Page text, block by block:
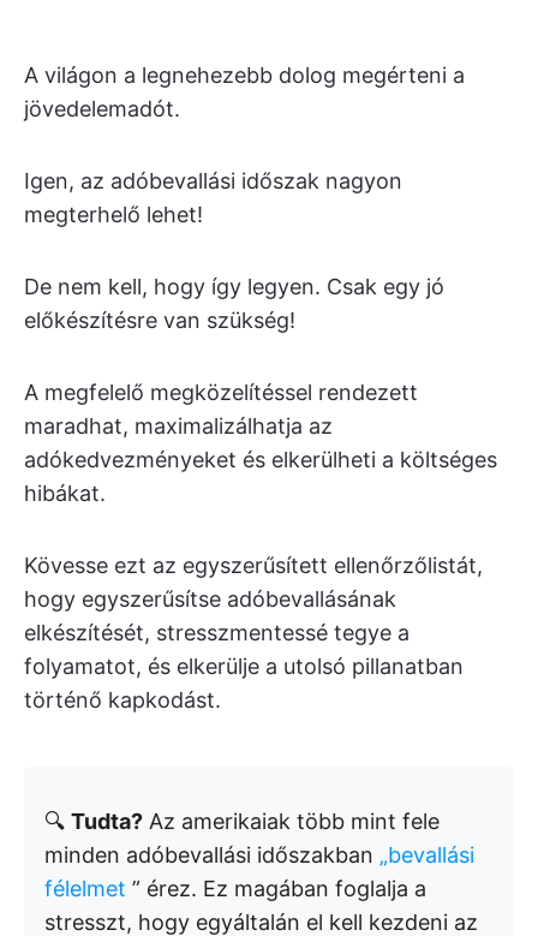
A világon a legnehezebb dolog megérteni a
jövedelemadót.
Igen, az adóbevallási időszak nagyon
megterhelő lehet!
De nem kell, hogy így legyen. Csak egy jó
előkészítésre van szükség!
A megfelelő megközelítéssel rendezett
maradhat, maximalizálhatja az
adókedvezményeket és elkerülheti a költséges
hibákat.
Kövesse ezt az egyszerűsített ellenőrzőlistát,
hogy egyszerűsítse adóbevallásának
elkészítését, stresszmentessé tegye a
folyamatot, és elkerülje a utolsó pillanatban
történő kapkodást.
🔍 Tudta? Az amerikaiak több mint fele
minden adóbevallási időszakban „bevallási
félelmet ” érez. Ez magában foglalja a
stresszt, hogy egyáltalán el kell kezdeni az